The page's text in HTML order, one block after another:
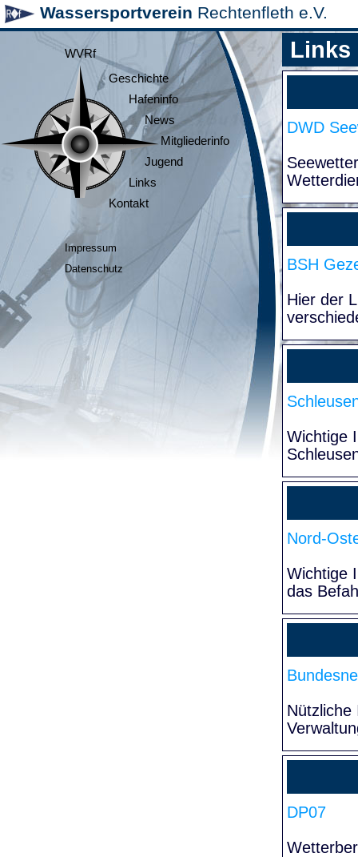
Wassersportverein Rechtenfleth e.V.
WVRf
Geschichte
Hafeninfo
News
Mitgliederinfo
Jugend
Links
Kontakt
Impressum
Datenschutz
Links
DWD
BSH
Hier der
Wichtige
Nord-
Wichtige
das
Nützliche
DP07